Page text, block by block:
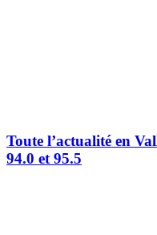
Toute l’actualité en
94.0 et 95.5